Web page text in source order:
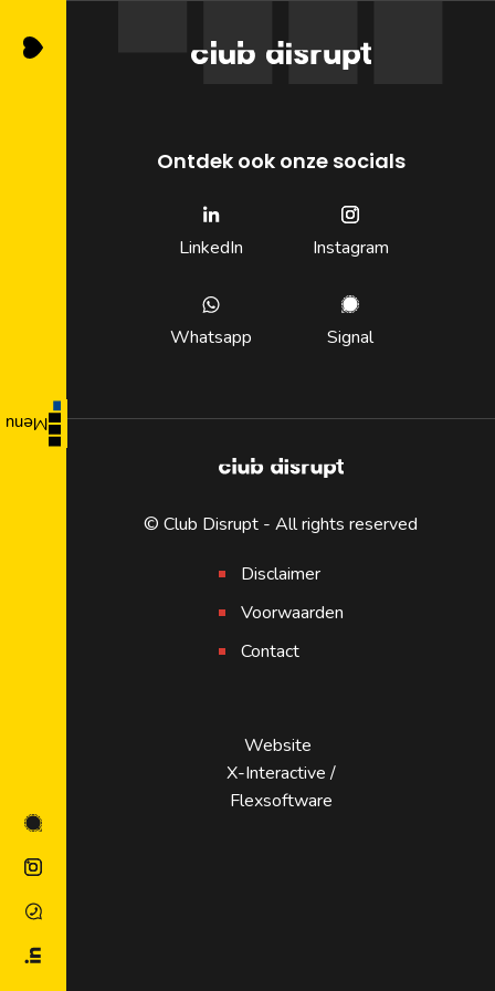
Menu
Sluit
Ontvang vacatures
direct in je mailbox
Ontdek ook onze socials
LinkedIn Instagram
Whatsapp Signal
© Club Disrupt - All rights reserved
Disclaimer
Voorwaarden
Contact
Website
X-Interactive/
Flexsoftware